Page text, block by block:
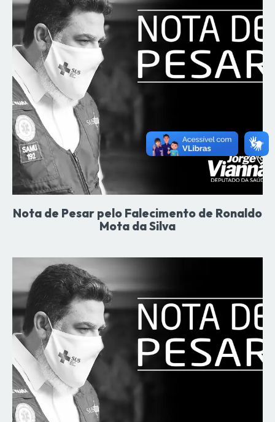
Nota de Pesar pelo Falecimento de Ronaldo
Mota da Silva